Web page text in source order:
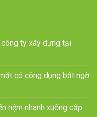
công ty xây dựng tại
có công dụng bất ngờ
nệm nhanh xuống cấp